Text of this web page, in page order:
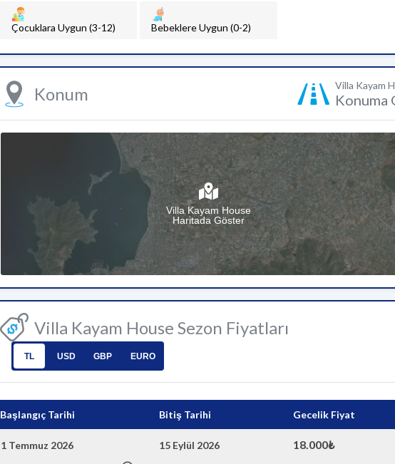
Çocuklara Uygun (3-12) Bebeklere Uygun (0-2)
Konum Villa Kayam
Konuma
Villa Kayam House
Haritada Göster
Villa Kayam House Sezon Fiyatları
TL USD GBP EURO
Başlangıç Tarihi Bitiş Tarihi Gecelik Fiyat
1 Temmuz 2026 15 Eylül 2026 18.000₺